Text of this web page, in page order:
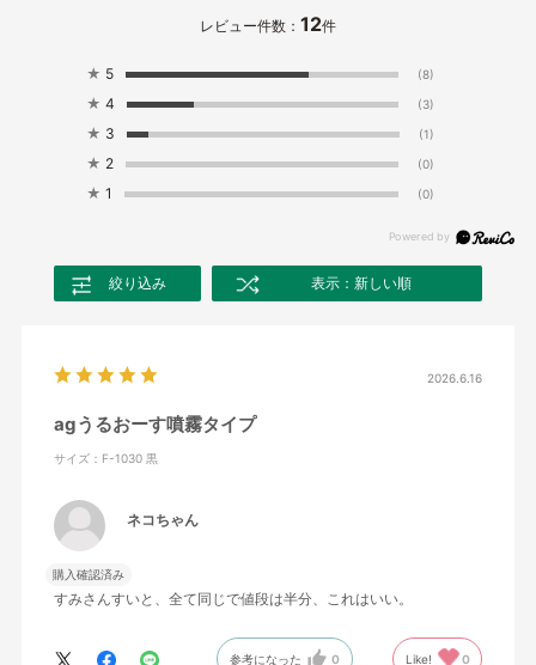
レビュー件数： 12件
★ 5 (8)
★ 4 (3)
★ 3 (1)
★ 2 (0)
★ 1 (0)
絞り込み 表示：新しい順
2026.6.16
agうるおーす噴霧タイプ
サイズ：F-1030 黒
ネコちゃん
購入確認済み
すみさんすいと、全て同じで値段は半分、これはいい。
参考になった 0 Like! 0